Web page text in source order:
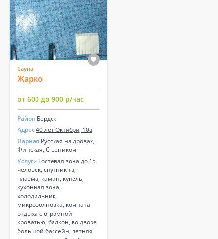
Сауна
Жарко
от 600 до 900 р/час
Район Бердск
Адрес40 лет Октября, 10а
Парная Русская на дровах,
Финская, С веником
Услуги Гостевая зона до 15
человек, спутник тв,
плазма, камин, купель,
кухонная зона,
холодильник,
микроволновка, комната
отдыха с огромной
кроватью, балкон, во дворе
большой бассейн, летняя